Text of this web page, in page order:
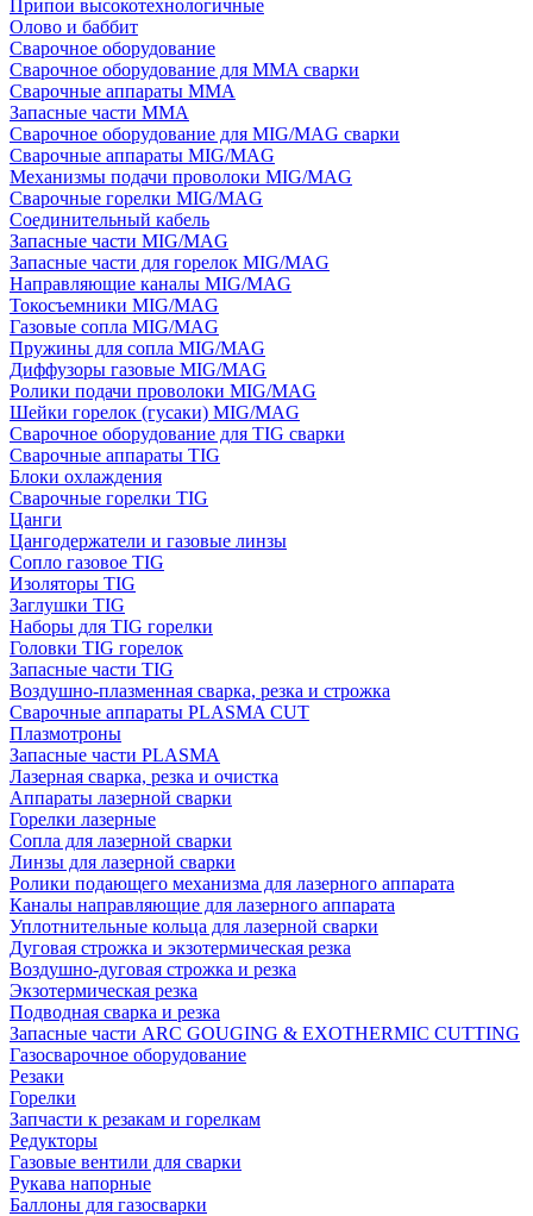
Припои высокотехнологичные
Олово и баббит
Сварочное оборудование
Сварочное оборудование для MMA сварки
Сварочные аппараты MMA
Запасные части MMA
Сварочное оборудование для MIG/MAG сварки
Сварочные аппараты MIG/MAG
Механизмы подачи проволоки MIG/MAG
Сварочные горелки MIG/MAG
Соединительный кабель
Запасные части MIG/MAG
Запасные части для горелок MIG/MAG
Направляющие каналы MIG/MAG
Токосъемники MIG/MAG
Газовые сопла MIG/MAG
Пружины для сопла MIG/MAG
Диффузоры газовые MIG/MAG
Ролики подачи проволоки MIG/MAG
Шейки горелок (гусаки) MIG/MAG
Сварочное оборудование для TIG сварки
Сварочные аппараты TIG
Блоки охлаждения
Сварочные горелки TIG
Цанги
Цангодержатели и газовые линзы
Сопло газовое TIG
Изоляторы TIG
Заглушки TIG
Наборы для TIG горелки
Головки TIG горелок
Запасные части TIG
Воздушно-плазменная сварка, резка и строжка
Сварочные аппараты PLASMA CUT
Плазмотроны
Запасные части PLASMA
Лазерная сварка, резка и очистка
Аппараты лазерной сварки
Горелки лазерные
Сопла для лазерной сварки
Линзы для лазерной сварки
Ролики подающего механизма для лазерного аппарата
Каналы направляющие для лазерного аппарата
Уплотнительные кольца для лазерной сварки
Дуговая строжка и экзотермическая резка
Воздушно-дуговая строжка и резка
Экзотермическая резка
Подводная сварка и резка
Запасные части ARC GOUGING & EXOTHERMIC CUTTING
Газосварочное оборудование
Резаки
Горелки
Запчасти к резакам и горелкам
Редукторы
Газовые вентили для сварки
Рукава напорные
Баллоны для газосварки